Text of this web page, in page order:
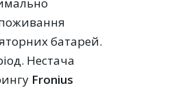
батарей.
Нестача
Fronius